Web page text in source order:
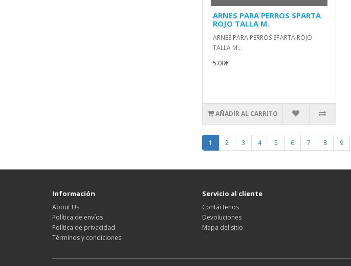
ARNES PARA PERROS SPARTA
ROJO TALLA M.
ARNES PARA PERROS SPARTA ROJO
TALLA M...
5.00€
AÑADIR AL CARRITO
1 2 3 4 5 6 7 8 9
Información
About Us
Política de envíos
Política de privacidad
Términos y condiciones
Servicio al cliente
Contáctenos
Devoluciones
Mapa del sitio